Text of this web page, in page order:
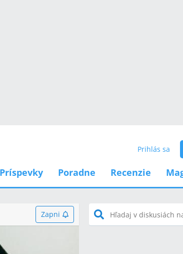
Prihlás sa
Príspevky Poradne Recenzie
Zapni